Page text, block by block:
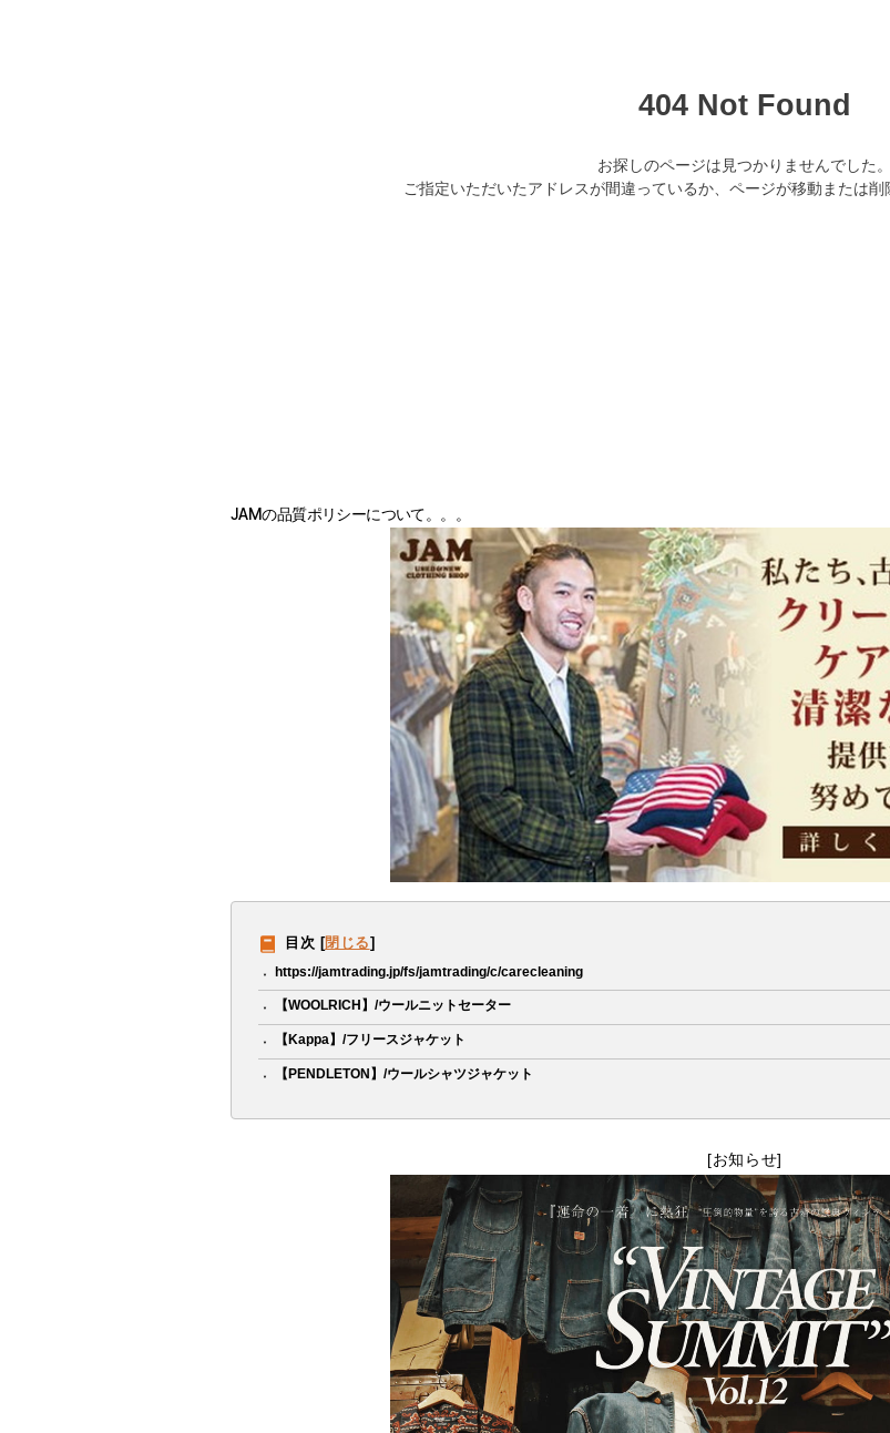
JAMの品質ポリシーについて。。。
目次 [閉じる]
https://jamtrading.jp/fs/jamtrading/c/carecleaning
【WOOLRICH】/ウールニットセーター
【Kappa】/フリースジャケット
【PENDLETON】/ウールシャツジャケット
[お知らせ]